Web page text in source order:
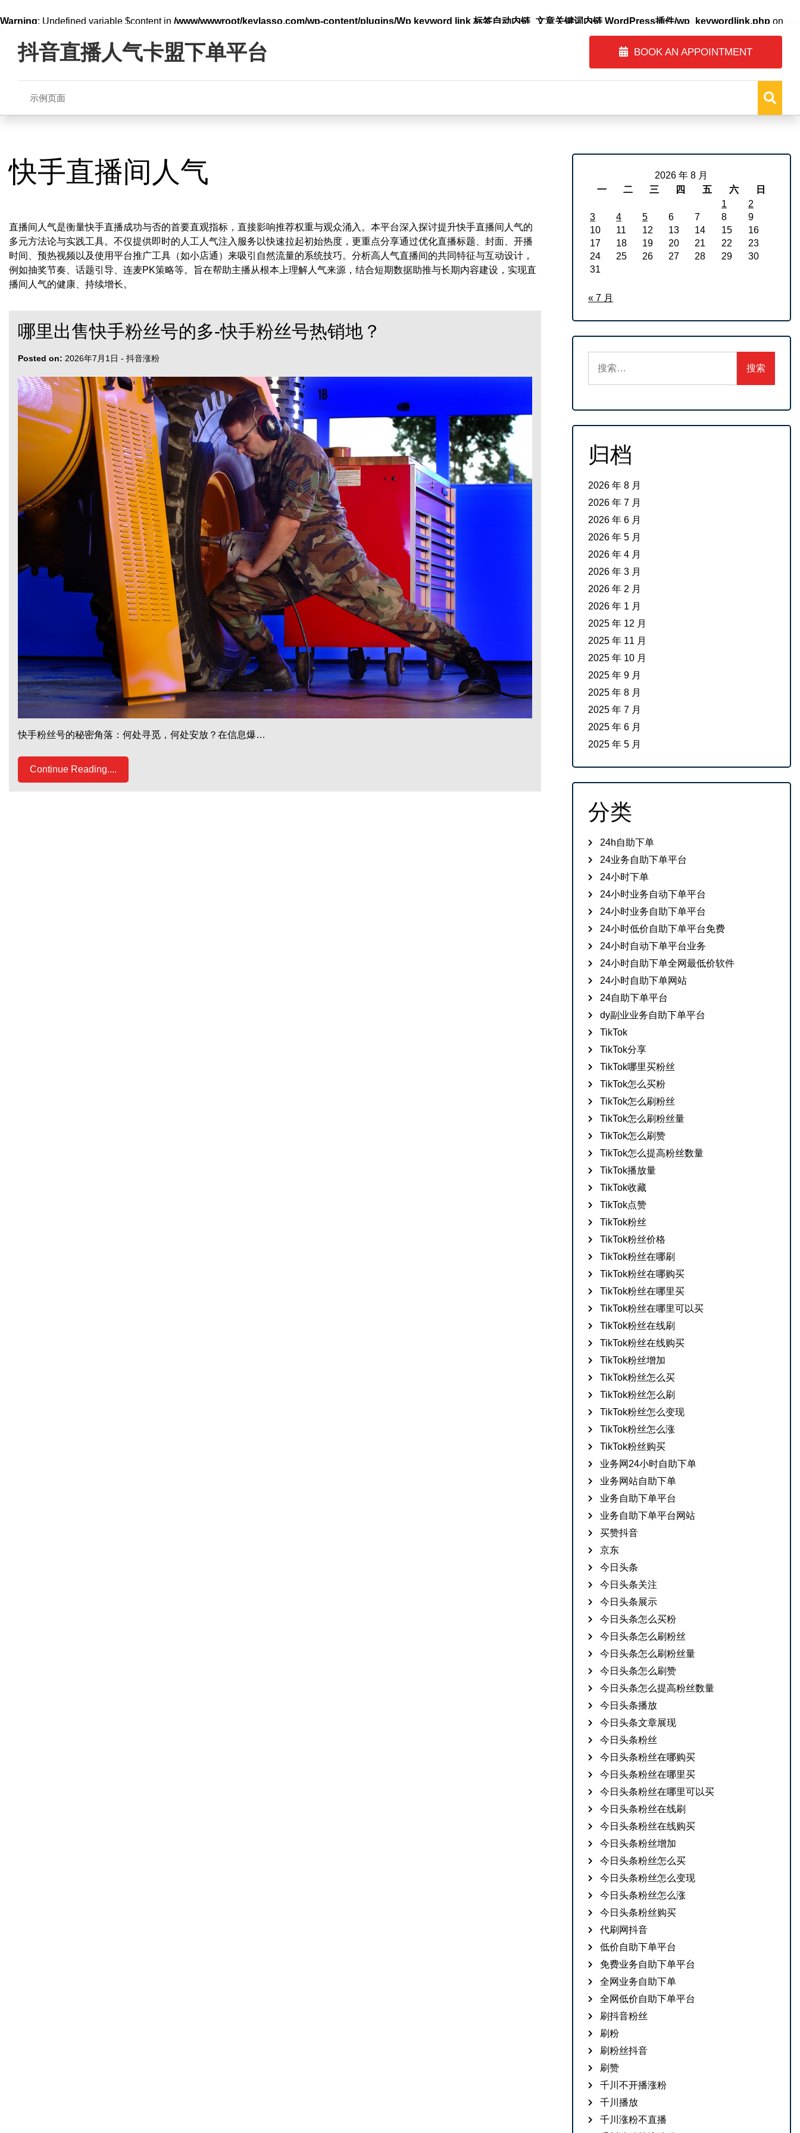
Warning: Undefined variable $content in /www/wwwroot/keylasso.com/wp-content/plugins/Wp keyword link 标签自动内链_文章关键词内链 WordPress插件/wp_keywordlink.php on
content抖音直播人气卡盟下单平台 BOOK AN APPOINTMENT
示例页面
快手直播间人气
直播间人气是衡量快手直播成功与否的首要直观指标，直接影响推荐权重与观众涌入。本平台深入探讨提升快手直播间人气的
多元方法论与实践工具。不仅提供即时的人工人气注入服务以快速拉起初始热度，更重点分享通过优化直播标题、封面、开播
时间、预热视频以及使用平台推广工具（如小店通）来吸引自然流量的系统技巧。分析高人气直播间的共同特征与互动设计，
例如抽奖节奏、话题引导、连麦PK策略等。旨在帮助主播从根本上理解人气来源，结合短期数据助推与长期内容建设，实现直
播间人气的健康、持续增长。
哪里出售快手粉丝号的多-快手粉丝号热销地？
Posted on: 2026年7月1日 - 抖音涨粉
快手粉丝号的秘密角落：何处寻觅，何处安放？在信息爆…
Continue Reading....
2026 年 8 月
一
二 三 四 五 六
日
1
2
3
4 5 6 7 8
9
10
11 12 13 14 15
16
17
18 19 20 21 22
23
24
25 26 27 28 29
30
31
« 7 月
索：
归档
2026 年 8 月
2026 年 7 月
2026 年 6 月
2026 年 5 月
2026 年 4 月
2026 年 3 月
2026 年 2 月
2026 年 1 月
2025 年 12 月
2025 年 11 月
2025 年 10 月
2025 年 9 月
2025 年 8 月
2025 年 7 月
2025 年 6 月
2025 年 5 月
分类
24h自助下单
24业务自助下单平台
24小时下单
24小时业务自动下单平台
24小时业务自助下单平台
24小时低价自助下单平台免费
24小时自动下单平台业务
24小时自助下单全网最低价软件
24小时自助下单网站
24自助下单平台
dy副业业务自助下单平台
TikTok
TikTok分享
TikTok哪里买粉丝
TikTok怎么买粉
TikTok怎么刷粉丝
TikTok怎么刷粉丝量
TikTok怎么刷赞
TikTok怎么提高粉丝数量
TikTok播放量
TikTok收藏
TikTok点赞
TikTok粉丝
TikTok粉丝价格
TikTok粉丝在哪刷
TikTok粉丝在哪购买
TikTok粉丝在哪里买
TikTok粉丝在哪里可以买
TikTok粉丝在线刷
TikTok粉丝在线购买
TikTok粉丝增加
TikTok粉丝怎么买
TikTok粉丝怎么刷
TikTok粉丝怎么变现
TikTok粉丝怎么涨
TikTok粉丝购买
业务网24小时自助下单
业务网站自助下单
业务自助下单平台
业务自助下单平台网站
买赞抖音
京东
今日头条
今日头条关注
今日头条展示
今日头条怎么买粉
今日头条怎么刷粉丝
今日头条怎么刷粉丝量
今日头条怎么刷赞
今日头条怎么提高粉丝数量
今日头条播放
今日头条文章展现
今日头条粉丝
今日头条粉丝在哪购买
今日头条粉丝在哪里买
今日头条粉丝在哪里可以买
今日头条粉丝在线刷
今日头条粉丝在线购买
今日头条粉丝增加
今日头条粉丝怎么买
今日头条粉丝怎么变现
今日头条粉丝怎么涨
今日头条粉丝购买
代刷网抖音
低价自助下单平台
免费业务自助下单平台
全网业务自助下单
全网低价自助下单平台
刷抖音粉丝
刷粉
刷粉丝抖音
刷赞
千川不开播涨粉
千川播放
千川涨粉不直播